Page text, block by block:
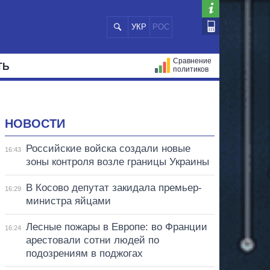
УКР РОС
Сравнение
политиков
НОВОСТИ
16:43
Российские войска создали новые
зоны контроля возле границы Украины
16:29
В Косово депутат закидала премьер-
министра яйцами
16:24
Лесные пожары в Европе: во Франции
арестовали сотни людей по
подозрениям в поджогах